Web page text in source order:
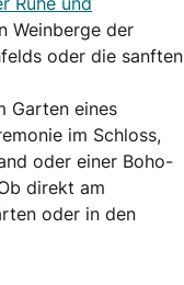
Weinberge der
oder die sanften
Garten eines
im Schloss,
oder einer Boho-
direkt am
oder in den